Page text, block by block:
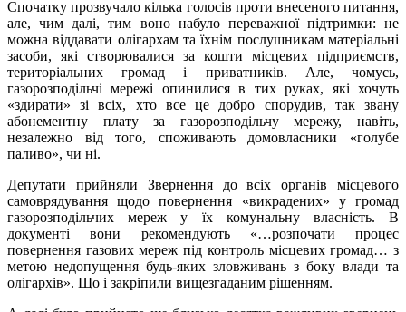
Спочатку прозвучало кілька голосів проти внесеного питання,
але, чим далі, тим воно набуло переважної підтримки: не
можна віддавати олігархам та їхнім послушникам матеріальні
засоби, які створювалися за кошти місцевих підприємств,
територіальних громад і приватників. Але, чомусь,
газорозподільчі мережі опинилися в тих руках, які хочуть
«здирати» зі всіх, хто все це добро спорудив, так звану
абонементну плату за газорозподільчу мережу, навіть,
незалежно від того, споживають домовласники «голубе
паливо», чи ні.
Депутати прийняли Звернення до всіх органів місцевого
самоврядування щодо повернення «викрадених» у громад
газорозподільчих мереж у їх комунальну власність. В
документі вони рекомендують «…розпочати процес
повернення газових мереж під контроль місцевих громад… з
метою недопущення будь-яких зловживань з боку влади та
олігархів». Що і закріпили вищезгаданим рішенням.